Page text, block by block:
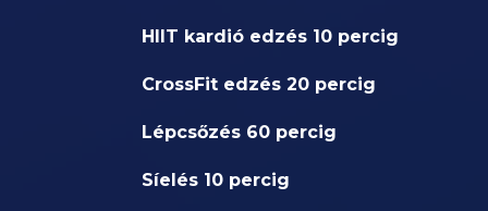
HIIT kardió edzés 10 percig
CrossFit edzés 20 percig
Lépcsőzés 60 percig
Síelés 10 percig